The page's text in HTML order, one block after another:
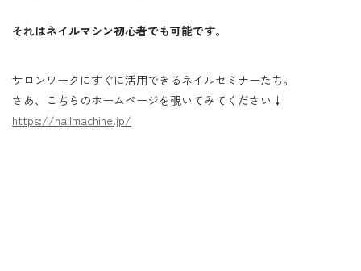
それはネイルマシン初心者でも可能です。
サロンワークにすぐに活用できるネイルセミナーたち。
さあ、こちらのホームページを覗いてみてください↓
https://nailmachine.jp/